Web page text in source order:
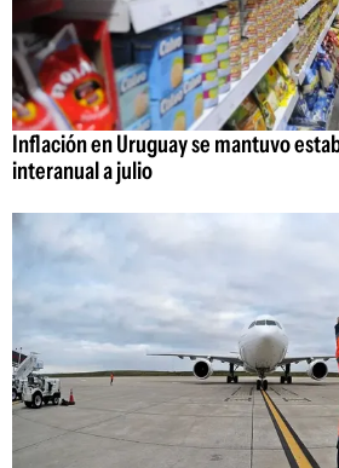
Inflación en Uruguay se mantuvo
interanual a julio